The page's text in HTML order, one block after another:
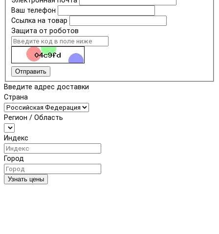
Ваш телефон
Ссылка на товар
Защита от роботов
Отправить
Введите адрес доставки
Страна
Регион / Область
Индекс
Город
Узнать цены